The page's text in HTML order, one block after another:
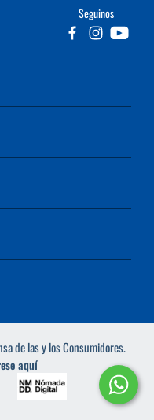
Seguinos
de las y los Consumidores.
aquí